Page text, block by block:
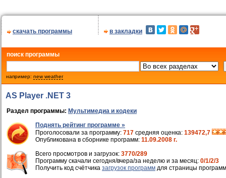
скачать программы в закладки
поиск программы
например: new weather
AS Player .NET 3
Раздел программы: Мультимедиа и кодеки
Поднять рейтинг программе »
Проголосовали за программу: 717 средняя оценка: 139472,7
Опубликована в сборнике программ: 11.09.2008 г.
Всего просмотров и загрузок: 3770/289
Программу скачали сегодня/вчера/за неделю и за месяц: 0/1/2/3
Получить код счётчика загрузок программ для страницы